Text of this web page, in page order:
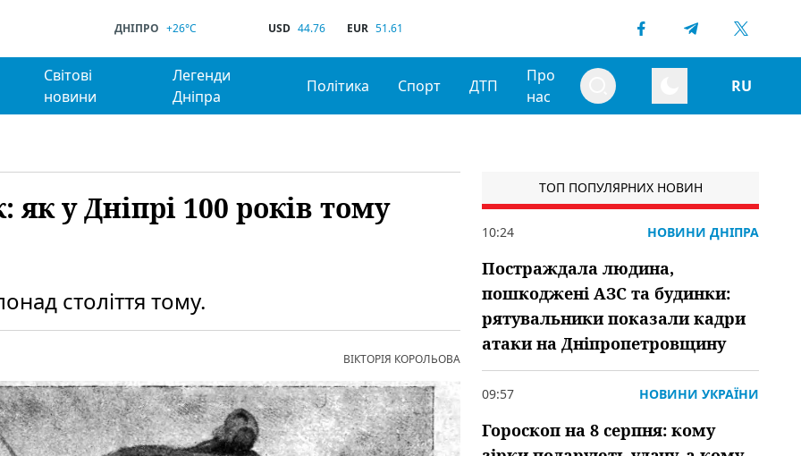
ДНІПРО +26°C USD 44.76 EUR 51.61
Світові
новини
Легенди
Дніпра
Політика Спорт ДТП
Про
нас
RU
у Дніпрі 100 років тому
століття тому.
ВІКТОРІЯ КОРОЛЬОВА
ТОП ПОПУЛЯРНИХ НОВИН
10:24 НОВИНИ ДНІПРА
Постраждала людина,
пошкоджені АЗС та будинки:
рятувальники показали кадри
атаки на Дніпропетровщину
09:57 НОВИНИ УКРАЇНИ
Гороскоп на 8 серпня: кому